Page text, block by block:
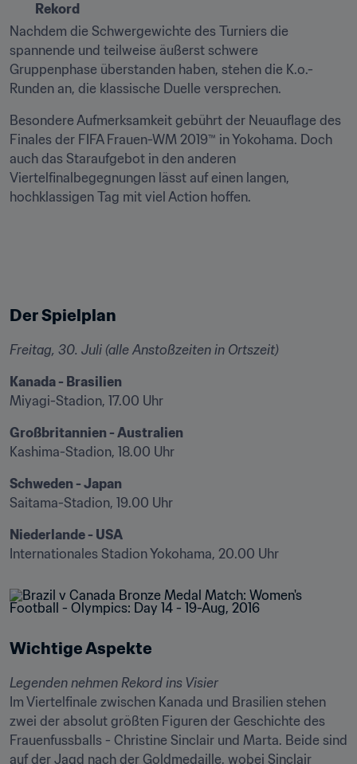
Rekord
Nachdem die Schwergewichte des Turniers die
spannende und teilweise äußerst schwere
Gruppenphase überstanden haben, stehen die K.o.-
Runden an, die klassische Duelle versprechen.
Besondere Aufmerksamkeit gebührt der Neuauflage des
Finales der FIFA Frauen-WM 2019™ in Yokohama. Doch
auch das Staraufgebot in den anderen
Viertelfinalbegegnungen lässt auf einen langen,
hochklassigen Tag mit viel Action hoffen.
Der Spielplan
Freitag, 30. Juli (alle Anstoßzeiten in Ortszeit)
Kanada - Brasilien
Miyagi-Stadion, 17.00 Uhr
Großbritannien - Australien
Kashima-Stadion, 18.00 Uhr
Schweden - Japan
Saitama-Stadion, 19.00 Uhr
Niederlande - USA
Internationales Stadion Yokohama, 20.00 Uhr
Wichtige Aspekte
Legenden nehmen Rekord ins Visier
Im Viertelfinale zwischen Kanada und Brasilien stehen
zwei der absolut größten Figuren der Geschichte des
Frauenfussballs - Christine Sinclair und Marta. Beide sind
auf der Jagd nach der Goldmedaille, wobei Sinclair